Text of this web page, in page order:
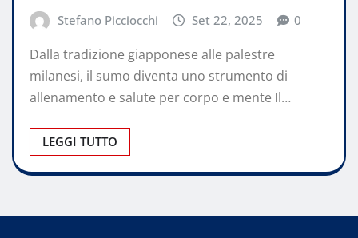
Stefano Picciocchi Set 22, 2025 0
Dalla tradizione giapponese alle palestre
milanesi, il sumo diventa uno strumento di
allenamento e salute per corpo e mente Il…
LEGGI TUTTO